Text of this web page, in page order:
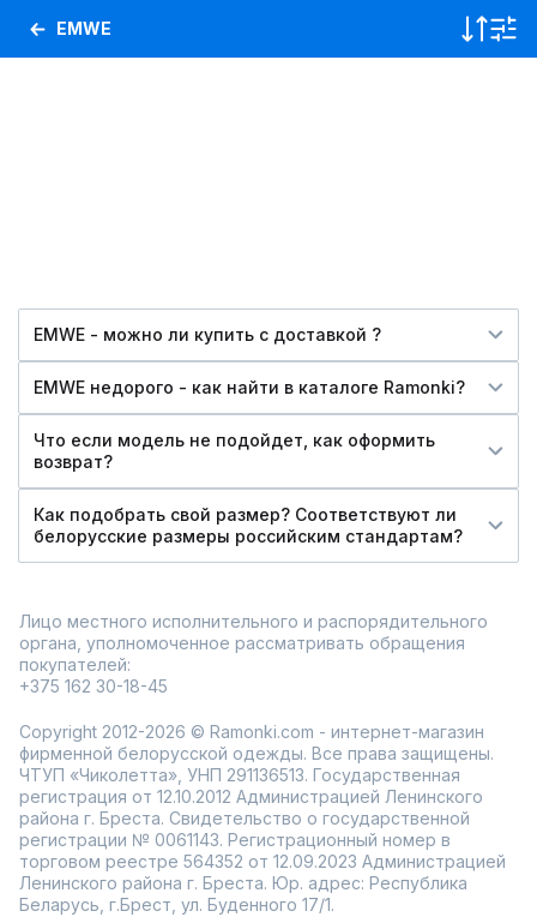
EMWE
EMWE - можно ли купить c доставкой ?
EMWE недорого - как найти в каталоге Ramonki?
Что если модель не подойдет, как оформить
возврат?
Как подобрать свой размер? Соответствуют ли
белорусские размеры российским стандартам?
Лицо местного исполнительного и распорядительного
органа, уполномоченное рассматривать обращения
покупателей:
+375 162 30-18-45
Copyright 2012-2026 © Ramonki.com - интернет-магазин
фирменной белорусской одежды. Все права защищены.
ЧТУП «Чиколетта», УНП 291136513. Государственная
регистрация от 12.10.2012 Администрацией Ленинского
района г. Бреста. Свидетельство о государственной
регистрации № 0061143. Регистрационный номер в
торговом реестре 564352 от 12.09.2023 Администрацией
Ленинского района г. Бреста. Юр. адрес: Республика
Беларусь, г.Брест, ул. Буденного 17/1.